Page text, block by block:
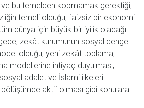
bu temelden kopmamak gerektiği,
temeli olduğu, faizsiz bir ekonomi
dünya için büyük bir iyilik olacağı
zekât kurumunun sosyal denge
olduğu, yeni zekât toplama,
modellerine ihtiyaç duyulması,
sosyal adalet ve İslami ilkeleri
aktif olması gibi konulara